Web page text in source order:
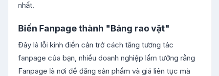
nhất.
Biến Fanpage thành "Bảng rao vặt"
Đây là lỗi kinh điển cản trở cách tăng tương tác
fanpage của bạn, nhiều doanh nghiệp lầm tưởng rằng
Fanpage là nơi để đăng sản phẩm và giá liên tục mà